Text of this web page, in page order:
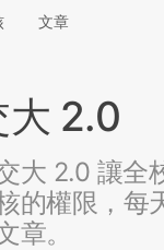
文章
大 2.0
大 2.0 讓全
的權限，每
章。